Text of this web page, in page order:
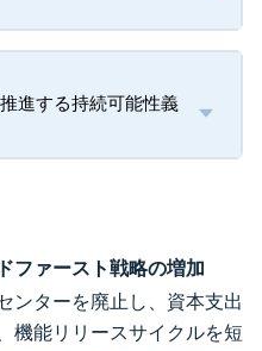
進する持続可能性義
ファースト戦略の増加
ンターを廃止し、資本支出
機能リリースサイクルを短